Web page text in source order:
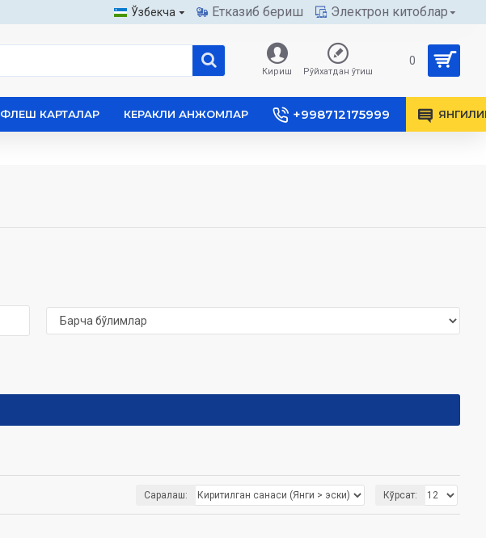
Ўзбекча Етказиб бериш Электрон китоблар
Кириш Рўйхатдан ўтиш
0
ФЛЕШ КАРТАЛАР КЕРАКЛИ АНЖОМЛАР +998712175999
Саралаш: Кўрсат: